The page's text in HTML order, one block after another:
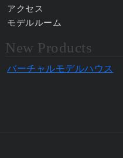
アクセス
モデルルーム
New Products
バーチャルモデルハウス